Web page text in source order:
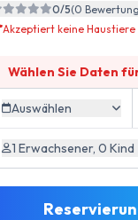
0/5(0
Akzeptiert keine Haustiere
Wählen Sie Daten
Auswählen
1 Erwachsener, 0 Kind